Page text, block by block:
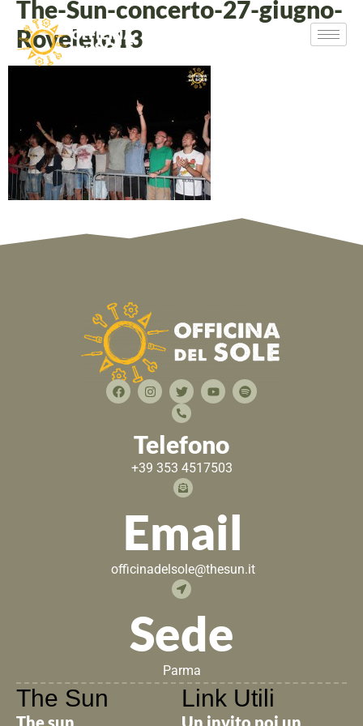
The-Sun-concerto-27-giugno-
Roveleto13
Telefono
+39 353 4517503
Email
officinadelsole@thesun.it
Sede
Parma
The Sun
The sun
Link Utili
Un invito poi un